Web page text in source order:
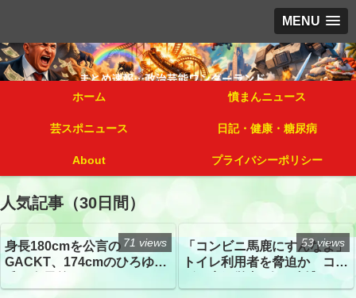
MENU
ホーム 憤まんニュース
芸スポニュース 日記・健康・糖尿病
About プライバシーポリシー
人気記事（30日間）
身長180cmを公言の
GACKT、174cmのひろゆき
トざわつき イベントでの写
71 views
「コンビニ馬鹿にすんなよ」
トイレ利用者を脅迫か コン
53 views